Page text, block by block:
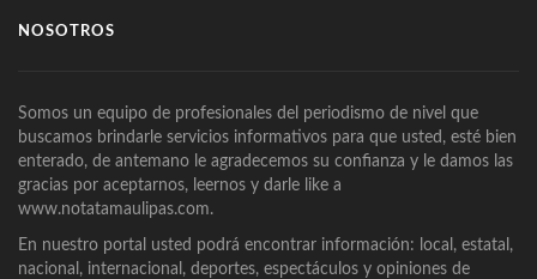
NOSOTROS
Somos un equipo de profesionales del periodismo de nivel que
buscamos brindarle servicios informativos para que usted, esté bien
enterado, de antemano le agradecemos su confianza y le damos las
gracias por aceptarnos, leernos y darle like a
www.notatamaulipas.com.
En nuestro portal usted podrá encontrar información: local, estatal,
nacional, internacional, deportes, espectáculos y opiniones de